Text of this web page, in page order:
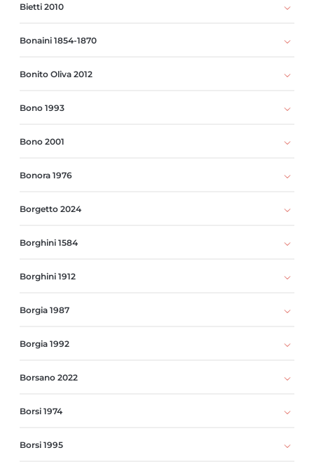
Bietti 2010
Bonaini 1854-1870
Bonito Oliva 2012
Bono 1993
Bono 2001
Bonora 1976
Borgetto 2024
Borghini 1584
Borghini 1912
Borgia 1987
Borgia 1992
Borsano 2022
Borsi 1974
Borsi 1995